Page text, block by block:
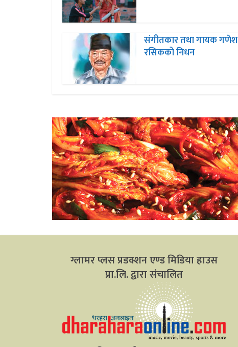
संगीतकार तथा गायक गणेश
रसिकको निधन
ग्लामर प्लस प्रडक्शन एण्ड मिडिया हाउस
प्रा.लि. द्वारा संचालित